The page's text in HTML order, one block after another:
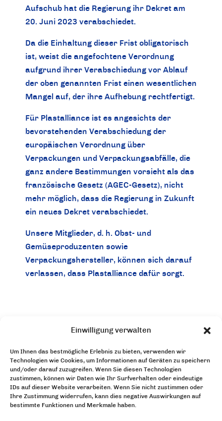
Einwilligung verwalten
Um Ihnen das bestmögliche Erlebnis zu bieten, verwenden wir
Technologien wie Cookies, um Informationen auf Geräten zu speichern
und/oder darauf zuzugreifen. Wenn Sie diesen Technologien
zustimmen, können wir Daten wie Ihr Surfverhalten oder eindeutige
IDs auf dieser Website verarbeiten. Wenn Sie nicht zustimmen oder
Ihre Zustimmung widerrufen, kann dies negative Auswirkungen auf
bestimmte Funktionen und Merkmale haben.
Aufschub hat die Regierung ihr Dekret am
20. Juni 2023 verabschiedet.
Da die Einhaltung dieser Frist obligatorisch
ist, weist die angefochtene Verordnung
aufgrund ihrer Verabschiedung vor Ablauf
der oben genannten Frist einen wesentlichen
Mangel auf, der ihre Aufhebung rechtfertigt.
Für Plastalliance ist es angesichts der
bevorstehenden Verabschiedung der
europäischen Verordnung über
Verpackungen und Verpackungsabfälle, die
ganz andere Bestimmungen vorsieht als das
französische Gesetz (AGEC-Gesetz), nicht
mehr möglich, dass die Regierung in Zukunft
ein neues Dekret verabschiedet.
Unsere Mitglieder, d. h. Obst- und
Gemüseproduzenten sowie
Verpackungshersteller, können sich darauf
verlassen, dass Plastalliance dafür sorgt.
Die
Organisation
Unsere
Dienstleistungen
Unsere